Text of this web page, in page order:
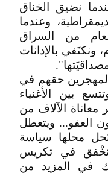
نضيق الخناق
وعندما
من السراق
ونكتَفي بالإدانات
المهجرين حقهم في
بين الأغنياء
معاناة الآلاف من
العفو... ويتعطل
محلها سياسة
في تكريس
في المزيد من